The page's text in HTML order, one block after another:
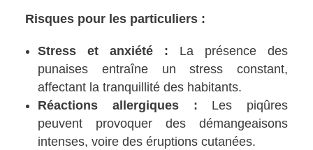
Risques pour les particuliers :
Stress et anxiété : La présence des
punaises entraîne un stress constant,
affectant la tranquillité des habitants.
Réactions allergiques : Les piqûres
peuvent provoquer des démangeaisons
intenses, voire des éruptions cutanées.